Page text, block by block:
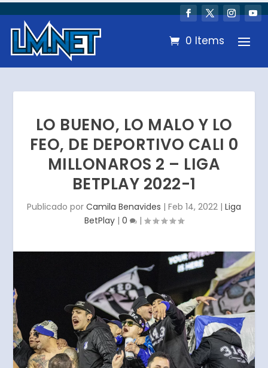
0 Items
LO BUENO, LO MALO Y LO
FEO, DE DEPORTIVO CALI 0
MILLONAROS 2 – LIGA
BETPLAY 2022-1
Publicado por Camila Benavides | Feb 14, 2022 | Liga
BetPlay | 0 |